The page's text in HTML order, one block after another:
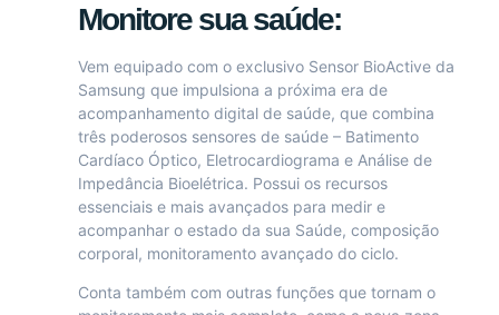
Monitore sua saúde:
Vem equipado com o exclusivo Sensor BioActive da
Samsung que impulsiona a próxima era de
acompanhamento digital de saúde, que combina
três poderosos sensores de saúde – Batimento
Cardíaco Óptico, Eletrocardiograma e Análise de
Impedância Bioelétrica. Possui os recursos
essenciais e mais avançados para medir e
acompanhar o estado da sua Saúde, composição
corporal, monitoramento avançado do ciclo.
Conta também com outras funções que tornam o